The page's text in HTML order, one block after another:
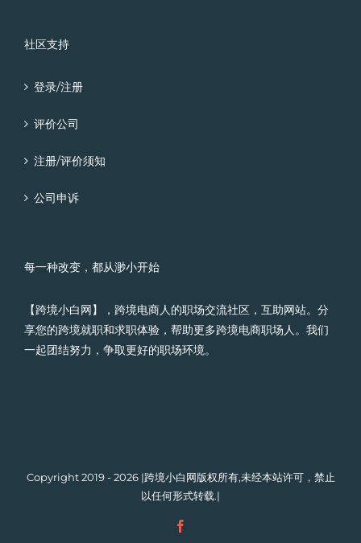
社区支持
登录/注册
评价公司
注册/评价须知
公司申诉
每一种改变，都从渺小开始
【跨境小白网】，跨境电商人的职场交流社区，互助网站。分
享您的跨境就职和求职体验，帮助更多跨境电商职场人。我们
一起团结努力，争取更好的职场环境。
Copyright 2019 - 2026 |跨境小白网版权所有,未经本站许可，禁止
以任何形式转载.|